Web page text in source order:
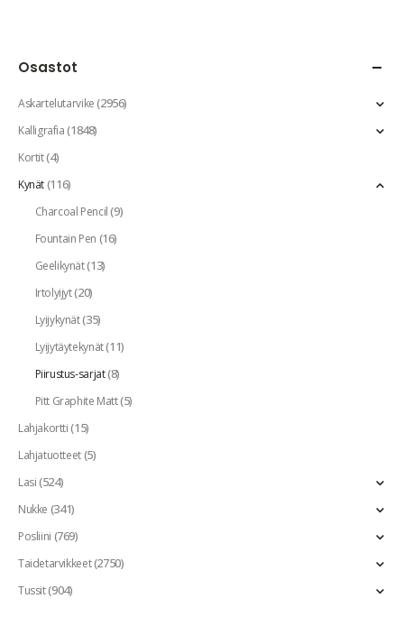
Osastot
Askartelutarvike(2956)
Kalligrafia(1848)
Kortit(4)
Kynät(116)
Charcoal Pencil(9)
Fountain Pen (16)
Geelikynät(13)
Irtolyijyt(20)
Lyijykynät(35)
Lyijytäytekynät(11)
Piirustus-sarjat(8)
Pitt Graphite Matt(5)
Lahjakortti(15)
Lahjatuotteet(5)
Lasi(524)
Nukke (341)
Posliini (769)
Taidetarvikkeet(2750)
Tussit(904)